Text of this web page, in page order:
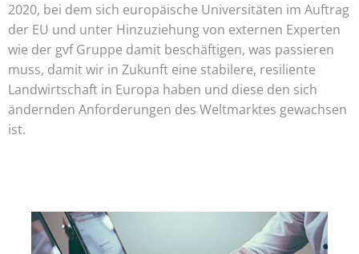
2020, bei dem sich europäische Universitäten im Auftrag
der EU und unter Hinzuziehung von externen Experten
wie der gvf Gruppe damit beschäftigen, was passieren
muss, damit wir in Zukunft eine stabilere, resiliente
Landwirtschaft in Europa haben und diese den sich
ändernden Anforderungen des Weltmarktes gewachsen
ist.